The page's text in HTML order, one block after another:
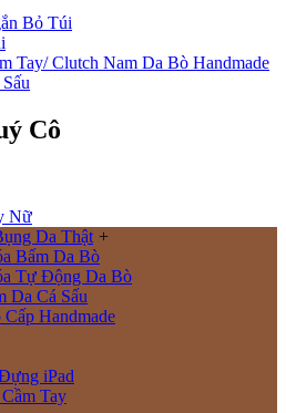
Bỏ Túi
Tay/ Clutch Nam Da Bò Handmade
Cô
Nữ
Da Thật +
Bấm Da Bò
Tự Động Da Bò
Da Cá Sấu
Handmade
iPad
Tay